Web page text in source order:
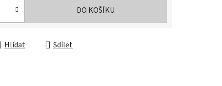
DO KOŠÍKU
Hlídat Sdílet